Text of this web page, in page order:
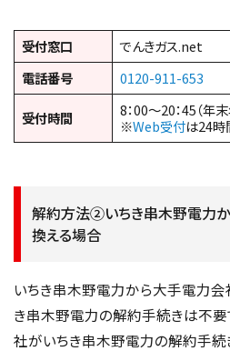
受付窓口
でんきガス.net
電話番号
0120-911-653
受付時間
8：00～20：45（年末
※Web受付は24
解約方法②いちき串木野電力
換える場合
いちき串木野電力から大手電力会
き串木野電力の解約手続きは不要
社がいちき串木野電力の解約手続